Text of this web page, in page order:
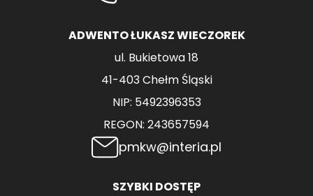
ADWENTO ŁUKASZ WIECZOREK
ul. Bukietowa 18
41-403 Chełm Śląski
NIP: 5492396353
REGON: 243657594
pmkw@interia.pl
SZYBKI DOSTĘP